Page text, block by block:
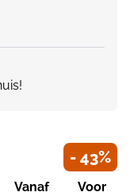
- 43%
Vanaf
Voor